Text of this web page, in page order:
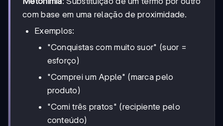
com base em uma relação de proximidade.
Exemplos:
"Conquistas com muito suor" (suor =
esforço)
"Comprei um Apple" (marca pelo
produto)
"Comi três pratos" (recipiente pelo
conteúdo)